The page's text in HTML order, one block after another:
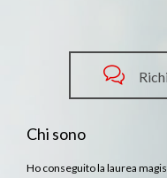

Chi sono
Ho conseguito la laurea